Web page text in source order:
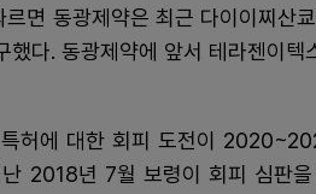
면 동광제약은 최근 다이이찌산
했다. 동광제약에 앞서 테라젠이
허에 대한 회피 도전이
2018년 7월 보령이 회피 심판